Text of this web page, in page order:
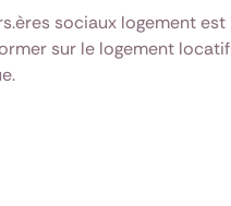
sociaux logement est
sur le logement locatif